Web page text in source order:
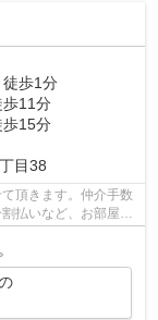
徒歩1分
歩11分
歩15分
目38
頂きます。仲介手数
払いなど、お部屋探